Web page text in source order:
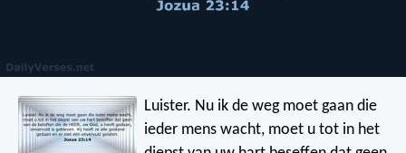
Luister. Nu ik de weg moet gaan die
ieder mens wacht, moet u tot in het